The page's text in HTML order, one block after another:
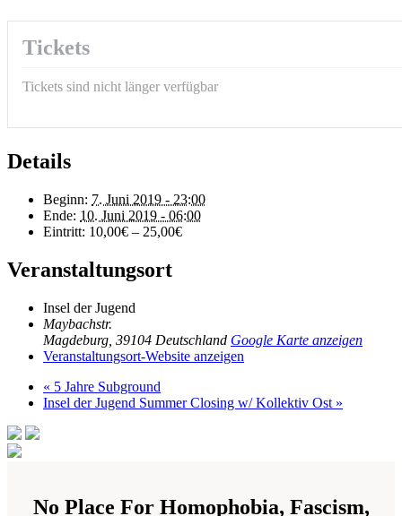
Tickets
Tickets sind nicht länger verfügbar
Details
Beginn: 7. Juni 2019 - 23:00
Ende: 10. Juni 2019 - 06:00
Eintritt: 10,00€ – 25,00€
Veranstaltungsort
Insel der Jugend
Maybachstr.
Magdeburg 39104 Deutschland Google Karte anzeigen
Veranstaltungsort-Website anzeigen
« 5 Jahre Subground
Insel der Jugend Summer Closing w/ Kollektiv Ost »
No Place For Homophobia, Fascism,